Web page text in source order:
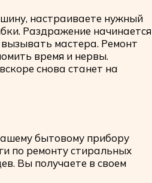
настраиваете нужный
Раздражение начинается
мастера. Ремонт
время и нервы.
снова станет на
бытовому прибору
по ремонту стиральных
Вы получаете в своем